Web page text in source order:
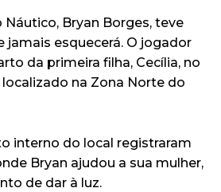
Bryan Borges, teve
jamais esquecerá. O jogador
da primeira filha, Cecília, no
na Zona Norte do
interno do local registraram
Bryan ajudou a sua mulher,
de dar à luz.